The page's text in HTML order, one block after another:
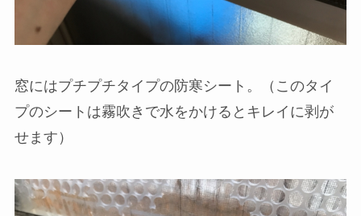
窓にはプチプチタイプの防寒シート。（このタイ
プのシートは霧吹きで水をかけるとキレイに剥が
せます）